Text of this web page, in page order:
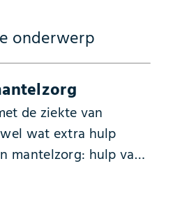
onderwerp
de ziekte van
wat extra hulp
mantelzorg: hulp van
is. Wat mantelzorgen